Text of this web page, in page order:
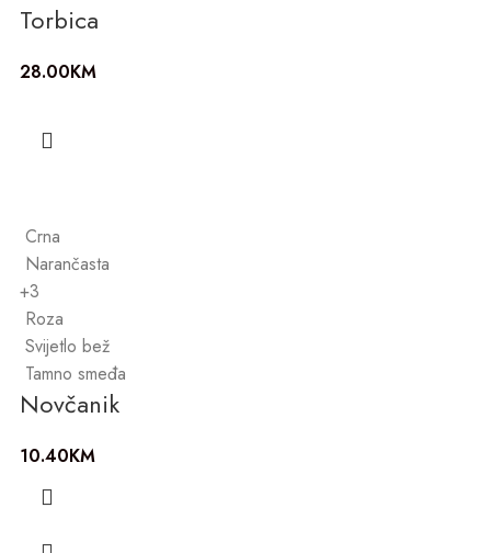
Torbica
28.00KM
Crna
Narančasta
+3
Roza
Svijetlo bež
Tamno smeđa
Novčanik
10.40KM